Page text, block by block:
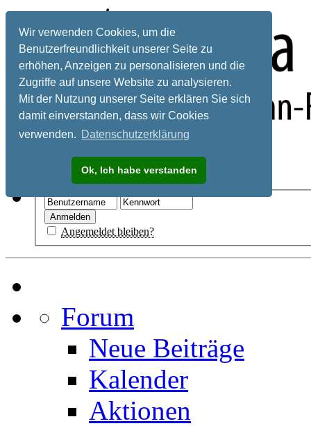
Wir verwenden Cookies, um die
Benutzerfreundlichkeit unserer Seite zu
erhöhen, Anzeigen zu personalisieren und die
Zugriffe auf unsere Website zu analysieren.
Mit der Nutzung unserer Seite erklären Sie sich
damit einverstanden, dass wir Cookies
verwenden. Datenschutzerklärung
Ok, Ich habe verstanden
Registrieren
Angemeldet bleiben?
Forum
Neue Beiträge
Kalender
Aktionen